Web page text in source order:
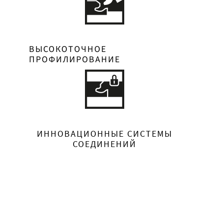
ВЫСОКОТОЧНОЕ
ПРОФИЛИРОВАНИЕ
ИННОВАЦИОННЫЕ СИСТЕМЫ
СОЕДИНЕНИЙ